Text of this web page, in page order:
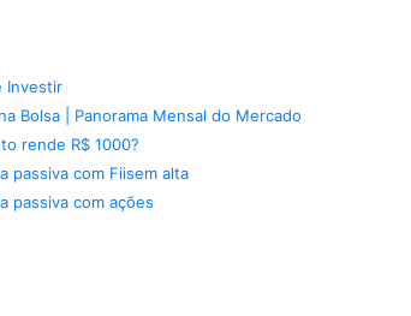
Investir
Bolsa | Panorama Mensal do Mercado
rende R$ 1000?
passiva com Fiisem alta
passiva com ações